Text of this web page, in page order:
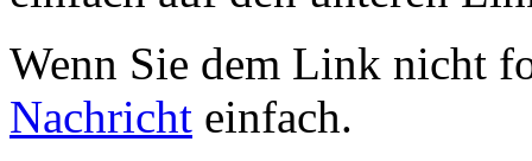
Wenn Sie dem Link nicht
Nachricht einfach.